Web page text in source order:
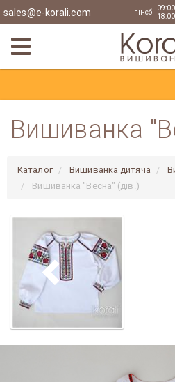
sales@e-korali.com пн-сб
09:00
18:00
Вишиванка
Каталог Вишиванка дитяча
Вишиванка "Весна" (дів.)